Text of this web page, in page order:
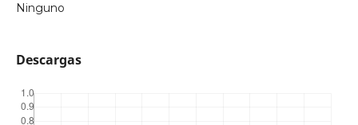
Ninguno
Descargas